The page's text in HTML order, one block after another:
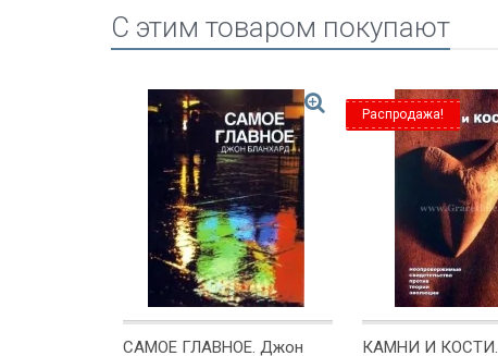
C этим товаром покупают
САМОЕ ГЛАВНОЕ. Джон
Распродажа!
КАМНИ И КОСТИ.